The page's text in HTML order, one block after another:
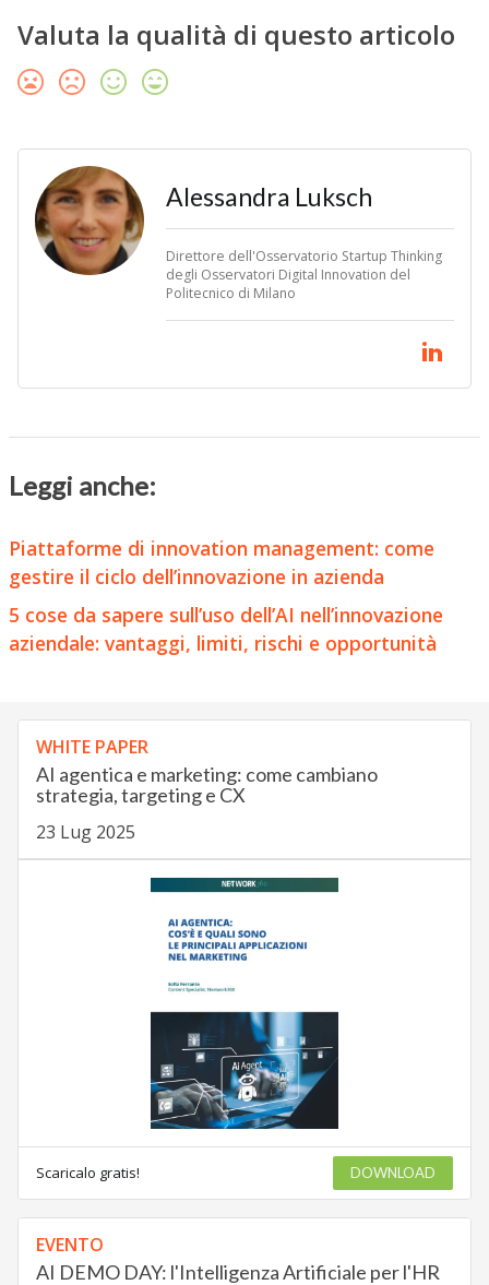
Valuta la qualità di questo articolo
Alessandra Luksch
Direttore dell'Osservatorio Startup Thinking
degli Osservatori Digital Innovation del
Politecnico di Milano
Leggi anche:
Piattaforme di innovation management: come
gestire il ciclo dell’innovazione in azienda
5 cose da sapere sull’uso dell’AI nell’innovazione
aziendale: vantaggi, limiti, rischi e opportunità
WHITE PAPER
AI agentica e marketing: come cambiano
strategia, targeting e CX
23 Lug 2025
Scaricalo gratis! DOWNLOAD
EVENTO
AI DEMO DAY: l'Intelligenza Artificiale per l'HR